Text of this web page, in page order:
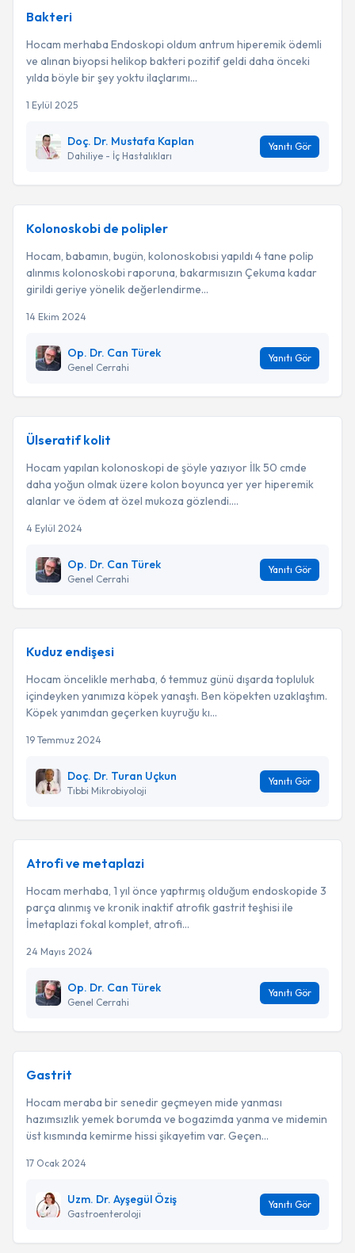
Bakteri
Hocam merhaba Endoskopi oldum antrum hiperemik ödemli
ve alınan biyopsi helikop bakteri pozitif geldi daha önceki
yılda böyle bir şey yoktu ilaçlarımı...
1 Eylül 2025
Doç. Dr. Mustafa Kaplan
Dahiliye - İç Hastalıkları
Yanıtı Gör
Kolonoskobi de polipler
Hocam, babamın, bugün, kolonoskobısi yapıldı 4 tane polip
alınmıs kolonoskobi raporuna, bakarmısızın Çekuma kadar
girildi geriye yönelik değerlendirme...
14 Ekim 2024
Op. Dr. Can Türek
Genel Cerrahi
Yanıtı Gör
Ülseratif kolit
Hocam yapılan kolonoskopi de şöyle yazıyor İlk 50 cmde
daha yoğun olmak üzere kolon boyunca yer yer hiperemik
alanlar ve ödem at özel mukoza gözlendi....
4 Eylül 2024
Op. Dr. Can Türek
Genel Cerrahi
Yanıtı Gör
Kuduz endişesi
Hocam öncelikle merhaba, 6 temmuz günü dışarda topluluk
içindeyken yanımıza köpek yanaştı. Ben köpekten uzaklaştım.
Köpek yanımdan geçerken kuyruğu kı...
19 Temmuz 2024
Doç. Dr. Turan Uçkun
Tıbbi Mikrobiyoloji
Yanıtı Gör
Atrofi ve metaplazi
Hocam merhaba, 1 yıl önce yaptırmış olduğum endoskopide 3
parça alınmış ve kronik inaktif atrofik gastrit teşhisi ile
İmetaplazi fokal komplet, atrofi...
24 Mayıs 2024
Op. Dr. Can Türek
Genel Cerrahi
Yanıtı Gör
Gastrit
Hocam meraba bir senedir geçmeyen mide yanması
hazımsızlık yemek borumda ve bogazimda yanma ve midemin
üst kısmında kemirme hissi şikayetim var. Geçen...
17 Ocak 2024
Uzm. Dr. Ayşegül Öziş
Gastroenteroloji
Yanıtı Gör